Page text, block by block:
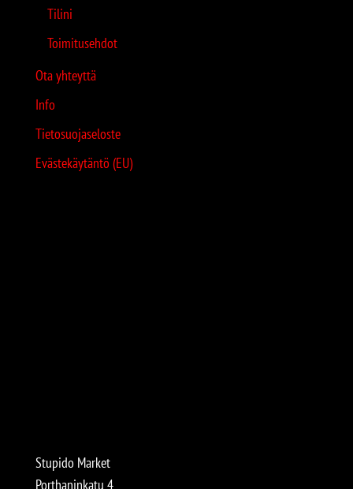
Tilini
Toimitusehdot
Ota yhteyttä
Info
Tietosuojaseloste
Evästekäytäntö (EU)
Stupido Market
Porthaninkatu 4